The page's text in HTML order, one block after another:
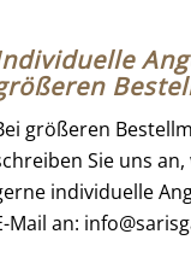
größeren
Sie uns
individuelle
Mail an: